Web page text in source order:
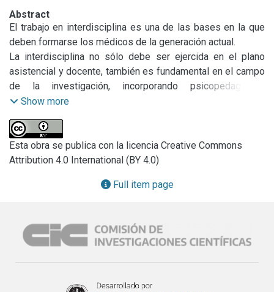
Abstract
El trabajo en interdisciplina es una de las bases en la que
deben formarse los médicos de la generación actual.
La interdisciplina no sólo debe ser ejercida en el plano
asistencial y docente, también es fundamental en el campo
de la investigación, incorporando psicopedagogos,
sociólogos, metodólogos, y especialistas en informática.
Show more
Esta obra se publica con la licencia Creative Commons
Attribution 4.0 International (BY 4.0)
Full item page